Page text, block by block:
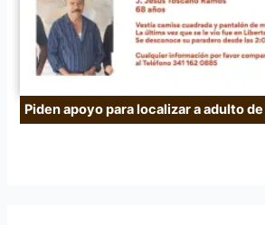
Piden apoyo para localizar a adulto